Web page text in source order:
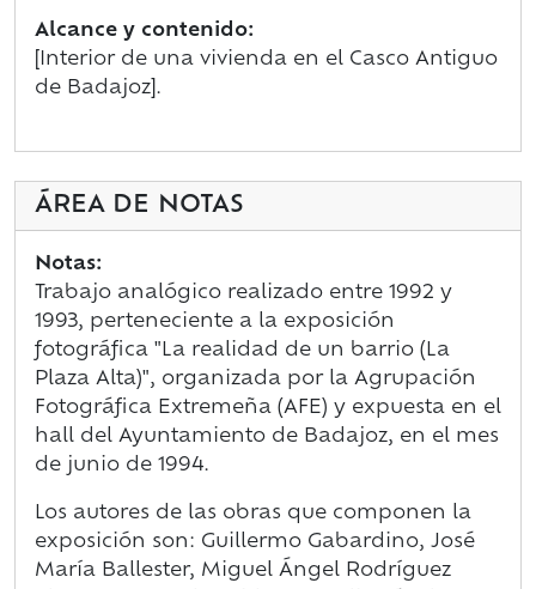
Alcance y contenido:
[Interior de una vivienda en el Casco Antiguo
de Badajoz].
ÁREA DE NOTAS
Notas:
Trabajo analógico realizado entre 1992 y
1993, perteneciente a la exposición
fotográfica "La realidad de un barrio (La
Plaza Alta)", organizada por la Agrupación
Fotográfica Extremeña (AFE) y expuesta en el
hall del Ayuntamiento de Badajoz, en el mes
de junio de 1994.
Los autores de las obras que componen la
exposición son: Guillermo Gabardino, José
María Ballester, Miguel Ángel Rodríguez